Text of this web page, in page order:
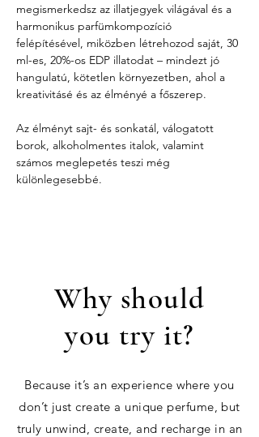
megismerkedsz az illatjegyek világával és a
harmonikus parfümkompozíció
felépítésével, miközben létrehozod saját, 30
ml-es, 20%-os EDP illatodat – mindezt jó
hangulatú, kötetlen környezetben, ahol a
kreativitásé és az élményé a főszerep.
Az élményt sajt- és sonkatál, válogatott
borok, alkoholmentes italok, valamint
számos meglepetés teszi még
különlegesebbé.
Why should
you try it?
Because it’s an experience where you
don’t just create a unique perfume, but
truly unwind, create, and recharge in an